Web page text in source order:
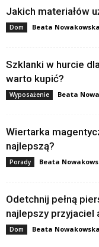
Jakich materiałów
Dom Beata Nowakowska
Szklanki w hurcie
warto kupić?
Wyposażenie Beata
Wiertarka
najlepszą?
Porady Beata
Odetchnij pełną
najlepszy przyjaciel
Dom Beata Nowakowska